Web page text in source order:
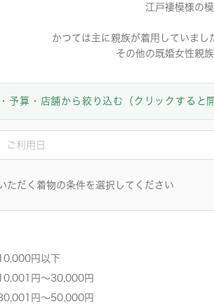
江戸褄模様の
かつては主に親族が着用していまし
その他の既婚女性親
予算・店舗から絞り込む（クリックすると
ただく着物の条件を選択してください
円以下
円〜30,000円
円～50,000円